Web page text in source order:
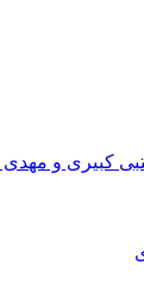
کبیری و